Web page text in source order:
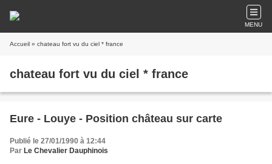
MENU
Accueil » chateau fort vu du ciel * france
chateau fort vu du ciel * france
Eure - Louye - Position château sur carte
Publié le 27/01/1990 à 12:44
Par Le Chevalier Dauphinois